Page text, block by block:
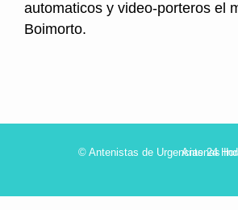
automaticos y video-porteros el
Boimorto.
© Antenistas de Urgencias 24
Antenas